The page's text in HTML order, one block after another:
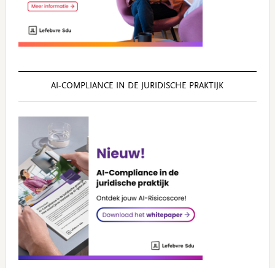
AI‑COMPLIANCE IN DE JURIDISCHE PRAKTIJK